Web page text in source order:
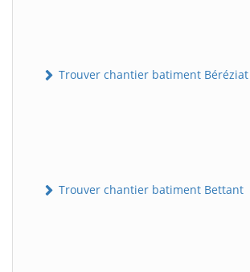
Trouver chantier batiment Béréziat
Trouver chantier batiment Bettant